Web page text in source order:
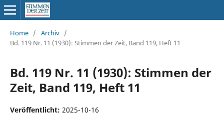
Home / Archiv /
Bd. 119 Nr. 11 (1930): Stimmen der Zeit, Band 119, Heft 11
Bd. 119 Nr. 11 (1930): Stimmen der
Zeit, Band 119, Heft 11
Veröffentlicht: 2025-10-16